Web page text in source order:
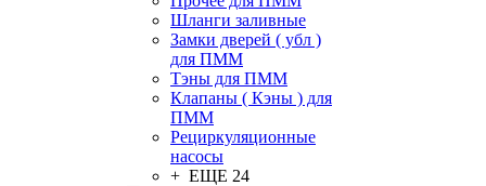
Шланги заливные
Замки дверей ( убл )
для ПММ
Тэны для ПММ
Клапаны ( Кэны ) для
ПММ
Рециркуляционные
насосы
+ ЕЩЕ 24